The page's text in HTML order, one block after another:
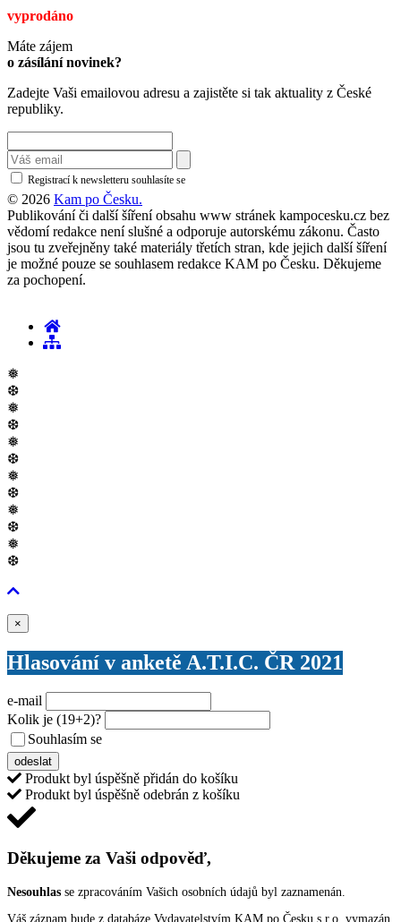
vyprodáno
Máte zájem
o zásílání novinek?
Zadejte Vaši emailovou adresu a zajistěte si tak aktuality z České
republiky.
Registrací k newsletteru souhlasíte se
© 2026 Kam po Česku.
Publikování či další šíření obsahu www stránek kampocesku.cz bez
vědomí redakce není slušné a odporuje autorskému zákonu. Často
jsou tu zveřejněny také materiály třetích stran, kde jejich další šíření
je možné pouze se souhlasem redakce KAM po Česku. Děkujeme
za pochopení.
❅
❆
❅
❆
❅
❆
❅
❆
❅
❆
❅
❆
×
Hlasování v anketě A.T.I.C. ČR 2021
e-mail
Kolik je (19+2)?
Souhlasím se
odeslat
Produkt byl úspěšně přidán do košíku
Produkt byl úspěšně odebrán z košíku
Děkujeme za Vaši odpověď,
Nesouhlas se zpracováním Vašich osobních údajů byl zaznamenán.
Váš záznam bude z databáze Vydavatelstvím KAM po Česku s.r.o. vymazán